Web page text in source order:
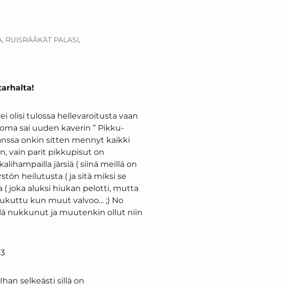
RUISRÄÄKÄT PALASI,
olisi tulossa hellevaroitusta vaan
sai uuden kaverin ” Pikku-
onkin sitten mennyt kaikki
vain parit pikkupisut on
järsiä ( siinä meillä on
heilutusta ( ja sitä miksi se
( joka aluksi hiukan pelotti, mutta
kun muut valvoo… ;) No
nukkunut ja muutenkin ollut niin
selkeästi sillä on